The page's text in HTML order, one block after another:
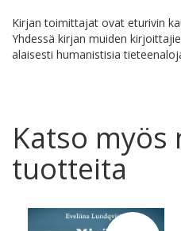
Kirjan toimittajat ovat eturivin
Yhdessä kirjan muiden
alaisesti humanistisia
Katso myös
tuotteita